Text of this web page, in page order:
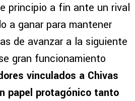
principio a fin ante un rival
a ganar para mantener
de avanzar a la siguiente
gran funcionamiento
vinculados a Chivas
papel protagónico tanto